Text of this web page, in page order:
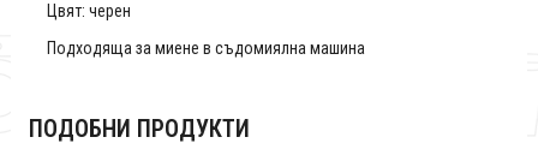
Цвят: черен
Подходяща за миене в съдомиялна машина
ПОДОБНИ ПРОДУКТИ